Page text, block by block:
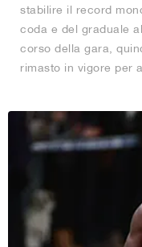
stabilire il record
coda e del graduale
corso della gara,
rimasto in vigore per